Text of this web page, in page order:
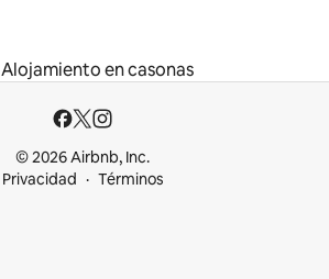
Alojamiento en casonas
© 2026 Airbnb, Inc.
Privacidad
Términos